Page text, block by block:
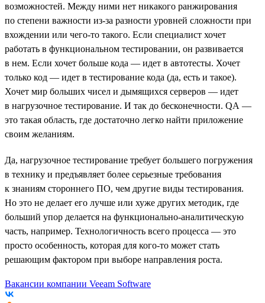
возможностей. Между ними нет никакого ранжирования
по степени важности из-за разности уровней сложности при
вхождении или чего-то такого. Если специалист хочет
работать в функциональном тестировании, он развивается
в нем. Если хочет больше кода — идет в автотесты. Хочет
только код — идет в тестирование кода (да, есть и такое).
Хочет мир больших чисел и дымящихся серверов — идет
в нагрузочное тестирование. И так до бесконечности. QA —
это такая область, где достаточно легко найти приложение
своим желаниям.
Да, нагрузочное тестирование требует большего погружения
в технику и предъявляет более серьезные требования
к знаниям стороннего ПО, чем другие виды тестирования.
Но это не делает его лучше или хуже других методик, где
больший упор делается на функционально-аналитическую
часть, например. Технологичность всего процесса — это
просто особенность, которая для кого-то может стать
решающим фактором при выборе направления роста.
Вакансии компании Veeam Software